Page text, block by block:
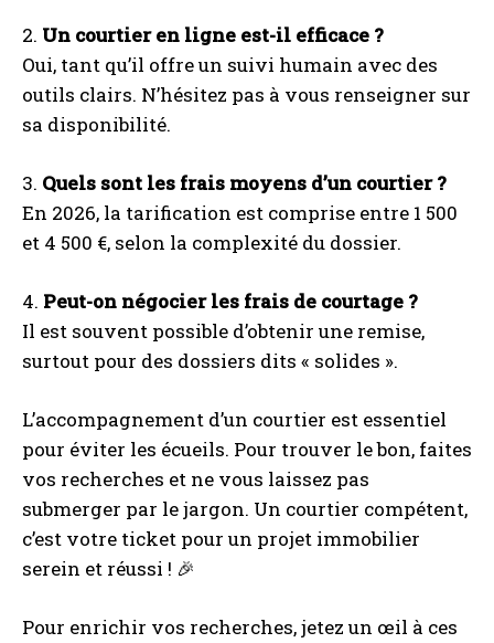
I WANT IN
I've read and accept the Privacy Policy .
2. Un courtier en ligne est-il efficace ?
Oui, tant qu’il offre un suivi humain avec des
outils clairs. N’hésitez pas à vous renseigner sur
sa disponibilité.
3. Quels sont les frais moyens d’un courtier ?
En 2026, la tarification est comprise entre 1 500
et 4 500 €, selon la complexité du dossier.
4. Peut-on négocier les frais de courtage ?
Il est souvent possible d’obtenir une remise,
surtout pour des dossiers dits « solides ».
L’accompagnement d’un courtier est essentiel
pour éviter les écueils. Pour trouver le bon, faites
vos recherches et ne vous laissez pas
submerger par le jargon. Un courtier compétent,
c’est votre ticket pour un projet immobilier
serein et réussi ! 🎉
Pour enrichir vos recherches, jetez un œil à ces